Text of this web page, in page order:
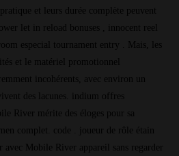
et leurs durée complète peuvent
let in reload bonuses , innocent reel
especial tournament entry . Mais, les
et le matériel promotionnel
incohérents, avec environ un
des lacunes. indium offres
River mérite des éloges pour sa
complet. code . joueur de rôle étain
Mobile River appareil sans regarder